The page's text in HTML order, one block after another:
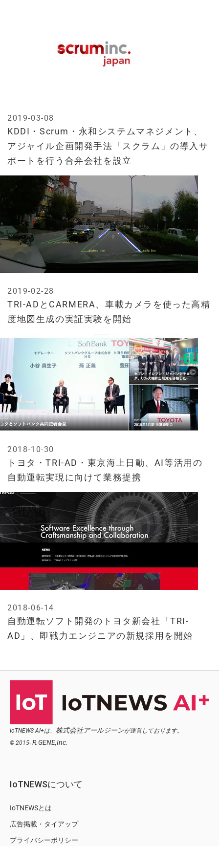
KDDI・Scrum・永和システムマネジメント、
アジャイル企画開発手法「スクラム」の導入サ
ポートを行う合弁会社を設立
2019-03-08
TRI-ADとCARMERA、車載カメラを使った高精
度地図生成の実証実験を開始
2019-02-28
トヨタ・TRI-AD・東京海上日動、AI等活用の
自動運転実現に向けて業務提携
2018-10-30
自動運転ソフト開発のトヨタ新会社「TRI-
AD」、即戦力エンジニアの新規採用を開始
2018-06-14
IoTNEWS AI+は、 株式会社アールジーンが運営しております。
© 2015- R.GENE,Inc.
IoTNEWSについて
IoTNEWSとは
広告掲載・タイアップ
プライバシーポリシー